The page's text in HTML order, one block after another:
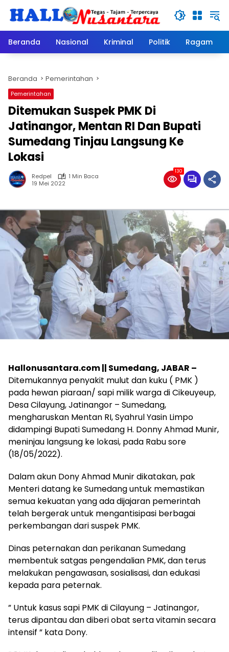
Beranda
Nasional Kriminal Politik Ragam
Beranda Pemerintahan
Pemerintahan
Ditemukan Suspek PMK Di
Jatinangor, Mentan RI Dan Bupati
Sumedang Tinjau Langsung Ke
Lokasi
Redpel
1 Min Baca
19 Mei 2022
130
Hallonusantara.com || Sumedang, JABAR –
Ditemukannya penyakit mulut dan kuku ( PMK )
pada hewan piaraan/ sapi milik warga di Cikeuyeup,
Desa Cilayung, Jatinangor – Sumedang,
mengharuskan Mentan RI, Syahrul Yasin Limpo
didampingi Bupati Sumedang H. Donny Ahmad Munir,
meninjau langsung ke lokasi, pada Rabu sore
(18/05/2022).
Dalam akun Dony Ahmad Munir dikatakan, pak
Menteri datang ke Sumedang untuk memastikan
semua kekuatan yang ada dijajaran pemerintah
telah bergerak untuk mengantisipasi berbagai
perkembangan dari suspek PMK.
Dinas peternakan dan perikanan Sumedang
membentuk satgas pengendalian PMK, dan terus
melakukan pengawasan, sosialisasi, dan edukasi
kepada para peternak.
” Untuk kasus sapi PMK di Cilayung – Jatinangor,
terus dipantau dan diberi obat serta vitamin secara
intensif ” kata Dony.